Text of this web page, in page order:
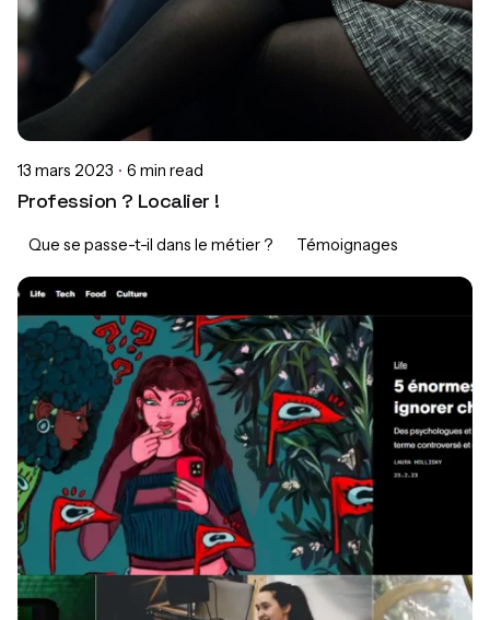
13 mars 2023 6 min read
Profession ? Localier !
Que se passe-t-il dans le métier ? Témoignages
Posted by
Morgane Jean